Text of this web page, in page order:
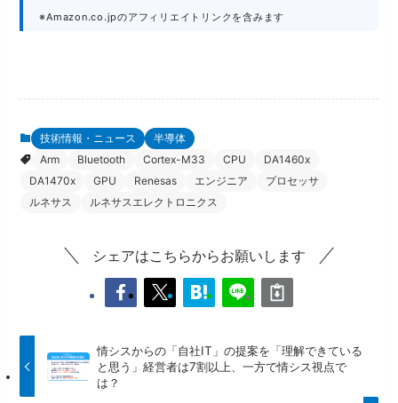
※Amazon.co.jpのアフィリエイトリンクを含みます
技術情報・ニュース
半導体
Arm
Bluetooth Cortex-M33 CPU
DA1460x
DA1470x
GPU Renesas エンジニア
プロセッサ
ルネサス
ルネサスエレクトロニクス
シェアはこちらからお願いします
情シスからの「自社IT」の提案を「理解できている
と思う」経営者は7割以上、一方で情シス視点で
は？